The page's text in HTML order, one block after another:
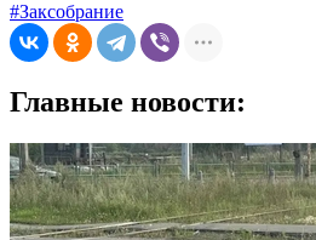
#Заксобрание
Главные новости: